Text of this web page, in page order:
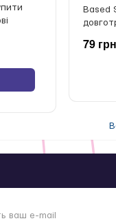
Based
79 грн